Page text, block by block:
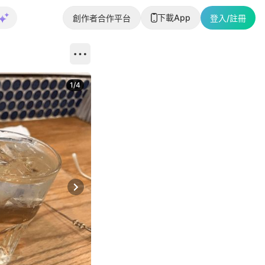
創作者合作平台 下載App 登入/註冊
Next slide
1/4